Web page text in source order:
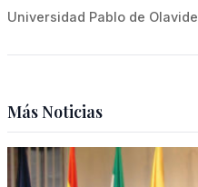
Universidad Pablo de Olavide
Más Noticias